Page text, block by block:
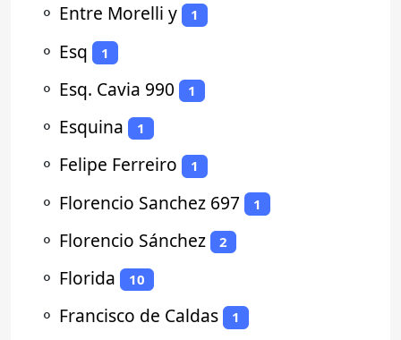
⚬ Entre Morelli y 1
⚬ Esq 1
⚬ Esq. Cavia 990 1
⚬ Esquina 1
⚬ Felipe Ferreiro 1
⚬ Florencio Sanchez 697 1
⚬ Florencio Sánchez 2
⚬ Florida 10
⚬ Francisco de Caldas 1